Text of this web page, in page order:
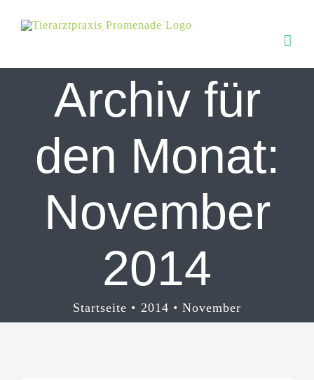
Inhalt
Archiv für
den Monat:
November
2014
Startseite 2014 November